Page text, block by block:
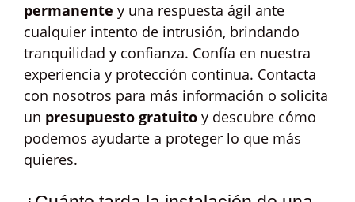
permanente y una respuesta ágil ante
cualquier intento de intrusión, brindando
tranquilidad y confianza. Confía en nuestra
experiencia y protección continua. Contacta
con nosotros para más información o solicita
un presupuesto gratuito y descubre cómo
podemos ayudarte a proteger lo que más
quieres.